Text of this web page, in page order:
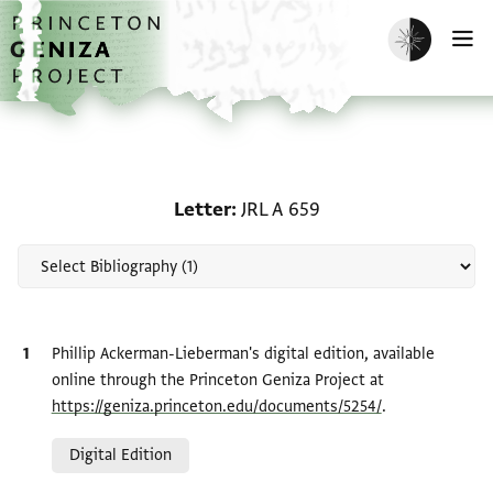
Skip to main content
home
Enable dark
Letter JRL A 659
Bibliographic citation
Phillip Ackerman-Lieberman's digital edition, available
online through the Princeton Geniza Project at
https://geniza.princeton.edu/documents/5254/.
Digital Edition